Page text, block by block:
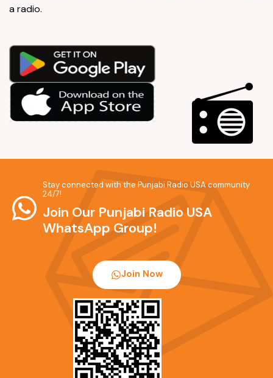
a radio.
Stay connected with the Punjabi Radio USA community
24/7!
Join Our Punjabi Radio USA
WhatsApp Group!
Join Now